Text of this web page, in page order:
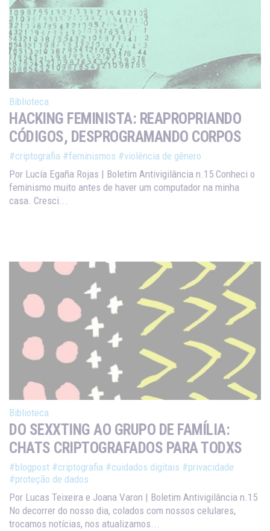
Biblioteca
HACKING FEMINISTA: REAPROPRIANDO
CÓDIGOS, DESPROGRAMANDO CORPOS
#criptografia #feminismos #violência de gênero
Por Lucía Egaña Rojas | Boletim Antivigilância n.15 Conheci o
feminismo muito antes de haver um computador na minha
casa. Cresci...
Biblioteca
DO SEXXTING AO GRUPO DE FAMÍLIA:
CHATS CRIPTOGRAFADOS PARA TODXS
#blogpost #criptografia #cuidados digitais #privacidade
#proteção de dados
Por Lucas Teixeira e Joana Varon | Boletim Antivigilância n.15
No decorrer do nosso dia, colados com nossos celulares,
trocamos notícias, nos atualizamos...